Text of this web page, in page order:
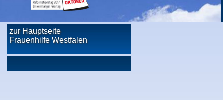
zur Hauptseite
Frauenhilfe Westfalen